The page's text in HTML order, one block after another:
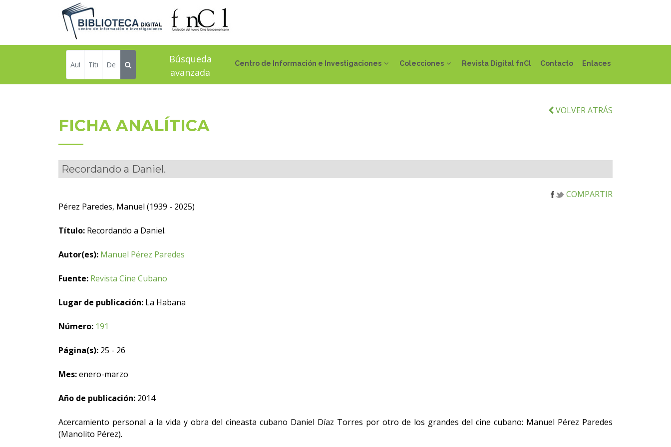
Centro de Información e Investigaciones Colecciones Revista Digital fnCl Contacto Enlaces
Búsqueda
avanzada
VOLVER ATRÁS
FICHA ANALÍTICA
Recordando a Daniel.
COMPARTIR
Pérez Paredes, Manuel (1939 - 2025)
Título: Recordando a Daniel.
Autor(es): Manuel Pérez Paredes
Fuente: Revista Cine Cubano
Lugar de publicación: La Habana
Número: 191
Página(s): 25 - 26
Mes:enero-marzo
Año de publicación: 2014
Acercamiento personal a la vida y obra del cineasta cubano Daniel Díaz Torres por otro de los grandes del cine cubano: Manuel Pérez Paredes
(Manolito Pérez).